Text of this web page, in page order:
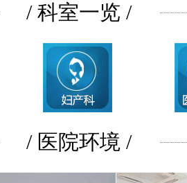
/ 科室一览 /
/ 医院环境 /